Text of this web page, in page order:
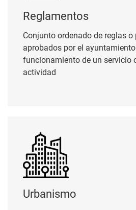
Reglamentos
Conjunto ordenado de reglas o
aprobados por el
funcionamiento de un servicio
actividad
Urbanismo